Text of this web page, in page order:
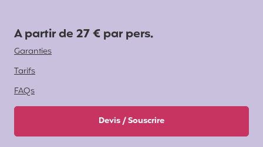
A partir de 27 € par pers.
Garanties
Tarifs
FAQs
Devis / Souscrire